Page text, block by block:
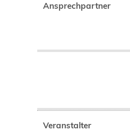
Ansprechpartner
Veranstalter